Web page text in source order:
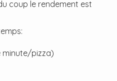
coup le rendement est
minute/pizza)